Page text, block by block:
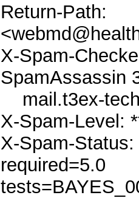
Return-Path:
X-Spam-
SpamAssassin
mail.t3ex-
X-Spam-Level:
X-Spam-
required=5.0